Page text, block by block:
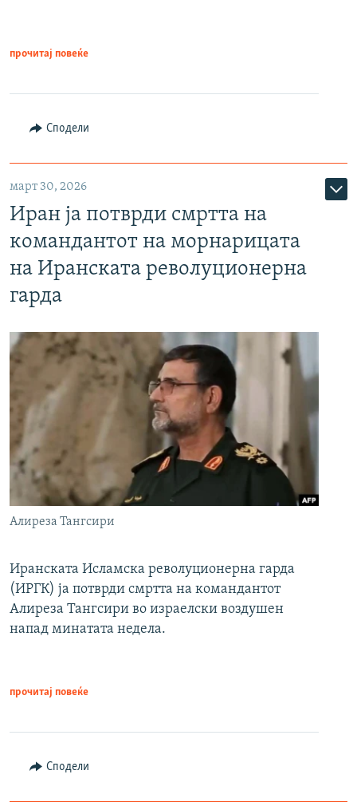
прочитај повеќе
Сподели
март 30, 2026
Иран ја потврди смртта на
командантот на морнарицата
на Иранската револуционерна
гарда
Алиреза Тангсири
Иранската Исламска револуционерна гарда
(ИРГК) ја потврди смртта на командантот
Алиреза Тангсири во израелски воздушен
напад минатата недела.
прочитај повеќе
Сподели